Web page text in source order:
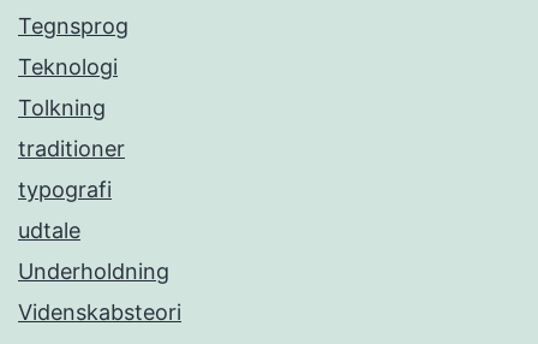
Tegnsprog
Teknologi
Tolkning
traditioner
typografi
udtale
Underholdning
Videnskabsteori